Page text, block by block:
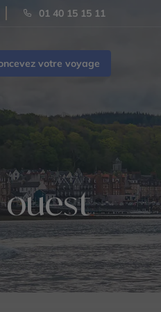
01 40 15 15 11
votre voyage
ouest